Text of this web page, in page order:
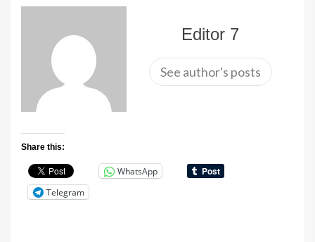
Editor 7
See author's posts
Share this:
WhatsApp
Telegram